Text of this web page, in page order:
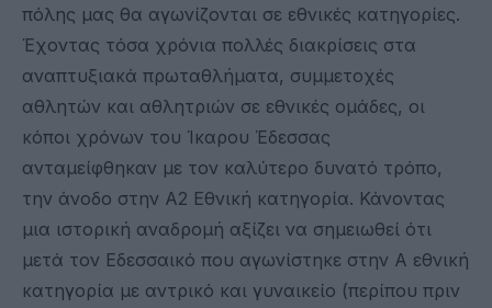
πόλης μας θα αγωνίζονται σε εθνικές κατηγορίες.
Έχοντας τόσα χρόνια πολλές διακρίσεις στα
αναπτυξιακά πρωταθλήματα, συμμετοχές
αθλητών και αθλητριών σε εθνικές ομάδες, οι
κόποι χρόνων του Ίκαρου Έδεσσας
ανταμείφθηκαν με τον καλύτερο δυνατό τρόπο,
την άνοδο στην Α2 Εθνική κατηγορία. Κάνοντας
μια ιστορική αναδρομή αξίζει να σημειωθεί ότι
μετά τον Εδεσσαικό που αγωνίστηκε στην Α εθνική
κατηγορία με αντρικό και γυναικείο (περίπου πριν